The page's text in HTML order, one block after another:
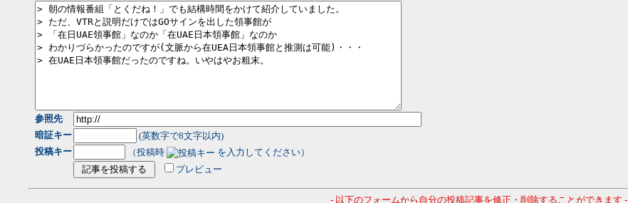
参照先
暗証キー
(英数字で8文字以内)
投稿キー
（投稿時
を入力してください）
プレビュー
- 以下のフォームから自分の投稿記事を修正・削除することができます -